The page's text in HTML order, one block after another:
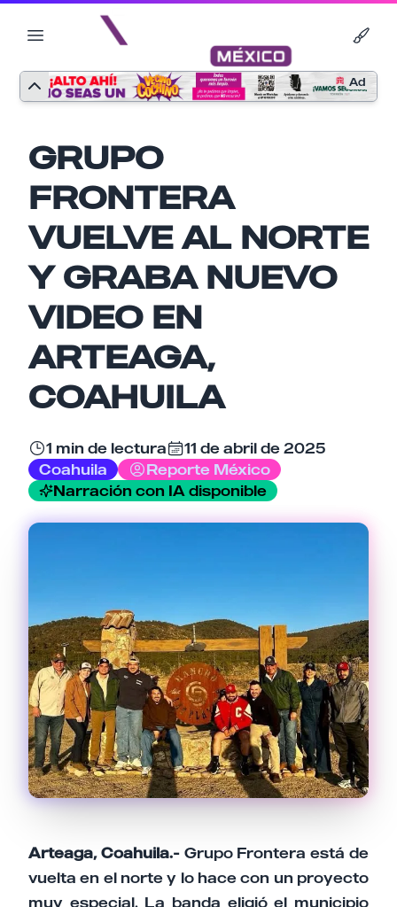
Ad
GRUPO
FRONTERA
VUELVE AL NORTE
Y GRABA NUEVO
VIDEO EN
ARTEAGA,
COAHUILA
1 min de lectura
11 de abril de 2025
Coahuila
Reporte México
Narración con IA disponible
Arteaga, Coahuila.- Grupo Frontera está de
vuelta en el norte y lo hace con un proyecto
muy especial. La banda eligió el municipio
Nombre
Email
Tu comentario
Cancelar